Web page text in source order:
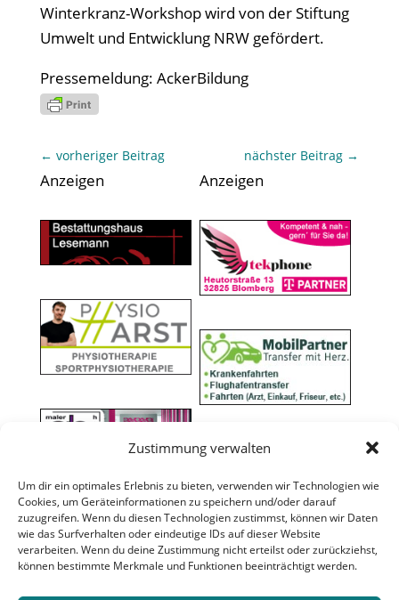
Zustimmung verwalten
Um dir ein optimales Erlebnis zu bieten, verwenden wir Technologien wie
Cookies, um Geräteinformationen zu speichern und/oder darauf
zuzugreifen. Wenn du diesen Technologien zustimmst, können wir Daten
wie das Surfverhalten oder eindeutige IDs auf dieser Website
verarbeiten. Wenn du deine Zustimmung nicht erteilst oder zurückziehst,
können bestimmte Merkmale und Funktionen beeinträchtigt werden.
Winterkranz-Workshop wird von der Stiftung
Umwelt und Entwicklung NRW gefördert.
Pressemeldung: AckerBildung
← vorheriger Beitrag nächster Beitrag →
Anzeigen Anzeigen